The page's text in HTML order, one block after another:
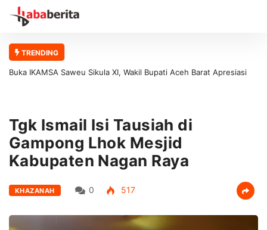
TRENDING
Buka IKAMSA Saweu Sikula XI, Wakil Bupati Aceh Barat Apresiasi
Tgk Ismail Isi Tausiah di
Gampong Lhok Mesjid
Kabupaten Nagan Raya
KHAZANAH 0 517